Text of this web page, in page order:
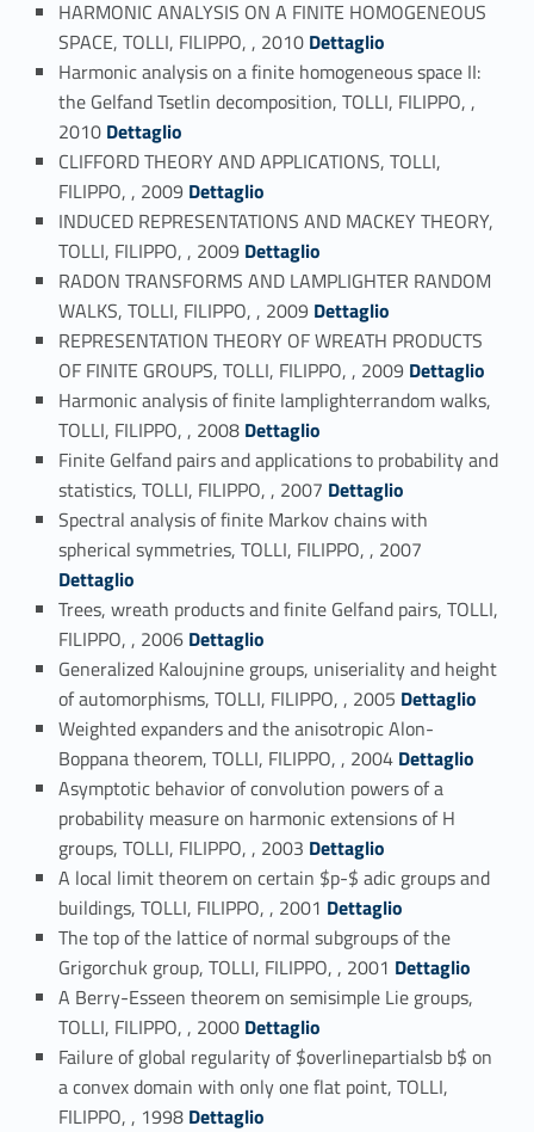
HARMONIC ANALYSIS ON A FINITE HOMOGENEOUS
SPACE, TOLLI, FILIPPO, , 2010 Link identifier #identifier_person_188579-9Dettaglio
Harmonic analysis on a finite homogeneous space II:
the Gelfand Tsetlin decomposition, TOLLI, FILIPPO, ,
2010 Link identifier #identifier_person_172649-10
Dettaglio
CLIFFORD THEORY AND APPLICATIONS, TOLLI,
FILIPPO, , 2009 Link identifier #identifier_person_44954-11
Dettaglio
INDUCED REPRESENTATIONS AND MACKEY THEORY,
TOLLI, FILIPPO, , 2009 Link identifier #identifier_person_76544-12
Dettaglio
RADON TRANSFORMS AND LAMPLIGHTER RANDOM
WALKS, TOLLI, FILIPPO, , 2009 Link identifier #identifier_person_84692-13
Dettaglio
REPRESENTATION THEORY OF WREATH PRODUCTS
OF FINITE GROUPS, TOLLI, FILIPPO, , 2009 Link identifier #identifier_person_178616-14
Dettaglio
Harmonic analysis of finite lamplighterrandom walks,
TOLLI, FILIPPO, , 2008 Link identifier #identifier_person_47106-15
Dettaglio
Finite Gelfand pairs and applications to probability and
statistics, TOLLI, FILIPPO, , 2007 Link identifier #identifier_person_134731-16
Dettaglio
Spectral analysis of finite Markov chains with
spherical symmetries, TOLLI, FILIPPO, , 2007
Dettaglio
Trees, wreath products and finite Gelfand pairs, TOLLI,
FILIPPO, , 2006 Link identifier #identifier_person_52860-18
Dettaglio
Generalized Kaloujnine groups, uniseriality and height
of automorphisms, TOLLI, FILIPPO, , 2005Link identifier #identifier_person_184767-19
Dettaglio
Weighted expanders and the anisotropic Alon-
Boppana theorem, TOLLI, FILIPPO, , 2004 Link identifier #identifier_person_178329-20
Dettaglio
Asymptotic behavior of convolution powers of a
probability measure on harmonic extensions of H
groups, TOLLI, FILIPPO, , 2003 Link identifier #identifier_person_20320-21
Dettaglio
A local limit theorem on certain $p-$ adic groups and
buildings, TOLLI, FILIPPO, , 2001Link identifier #identifier_person_175784-22Dettaglio
The top of the lattice of normal subgroups of the
Grigorchuk group, TOLLI, FILIPPO, , 2001 Link identifier #identifier_person_124863-23
Dettaglio
A Berry-Esseen theorem on semisimple Lie groups,
TOLLI, FILIPPO, , 2000 Link identifier #identifier_person_27691-24
Dettaglio
Failure of global regularity of $overlinepartialsb b$ on
a convex domain with only one flat point, TOLLI,
FILIPPO, , 1998 Link identifier #identifier_person_189765-25
Dettaglio